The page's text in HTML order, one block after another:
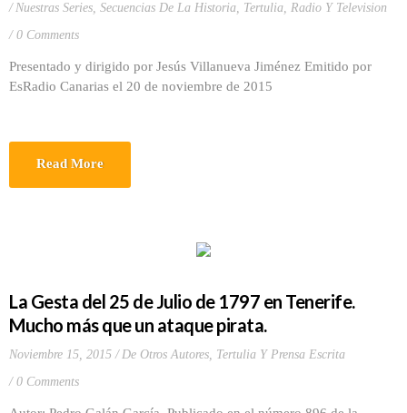
Nuestras Series, Secuencias De La Historia, Tertulia, Radio Y Television
0 Comments
Presentado y dirigido por Jesús Villanueva Jiménez Emitido por
EsRadio Canarias el 20 de noviembre de 2015
Read More
La Gesta del 25 de Julio de 1797 en Tenerife.
Mucho más que un ataque pirata.
Noviembre 15, 2015 De Otros Autores, Tertulia Y Prensa Escrita
0 Comments